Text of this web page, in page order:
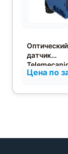
Оптический
датчик
Цена по